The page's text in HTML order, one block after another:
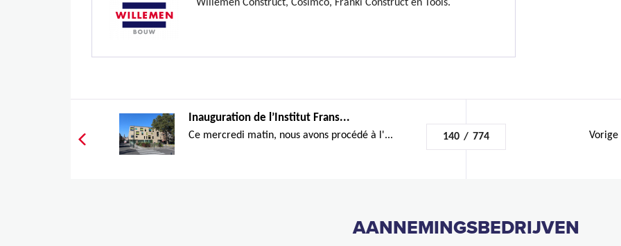
Willemen Construct, Cosimco, Franki Construct en Tools.
Inauguration de l’Institut Frans...
Ce mercredi matin, nous avons procédé à l'... 140 / 774
AANNEMINGSBEDRIJVEN